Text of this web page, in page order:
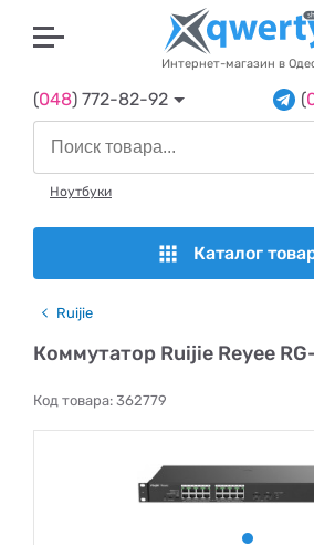
Интернет-магазин в
(048) 772-82-92 (
Ноутбуки
Каталог
Ruijie
Коммутатор Ruijie Reyee
Код товара: 362779